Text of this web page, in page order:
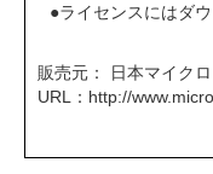
●ライセンスにはダ
販売元： 日本マイク
URL： http://